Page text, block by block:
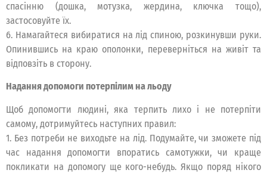
спасінню (дошка, мотузка, жердина, ключка тощо),
застосовуйте їх.
6. Намагайтеся вибиратися на лід спиною, розкинувши руки.
Опинившись на краю ополонки, переверніться на живіт та
відповзіть в сторону.
Надання допомоги потерпілим на льоду
Щоб допомогти людині, яка терпить лихо і не потерпіти
самому, дотримуйтесь наступних правил:
1. Без потреби не виходьте на лід. Подумайте, чи зможете під
час надання допомогти впоратись самотужки, чи краще
покликати на допомогу ще кого-небудь. Якщо поряд нікого